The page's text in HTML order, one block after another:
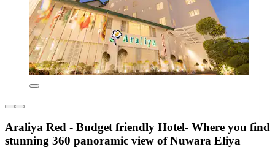
Araliya Red - Budget friendly Hotel- Where you find
stunning 360 panoramic view of Nuwara Eliya